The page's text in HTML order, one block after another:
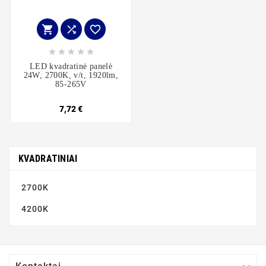
  
    
LED kvadratinė panelė
24W, 2700K, v/t, 1920lm,
85-265V
7,72 €
KVADRATINIAI
2700K
4200K